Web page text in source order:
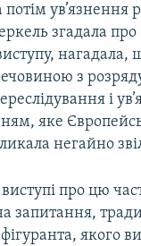
ув’язнення
згадала
нагадала,
з
і
яке
негайно
про цю
запитання,
якого